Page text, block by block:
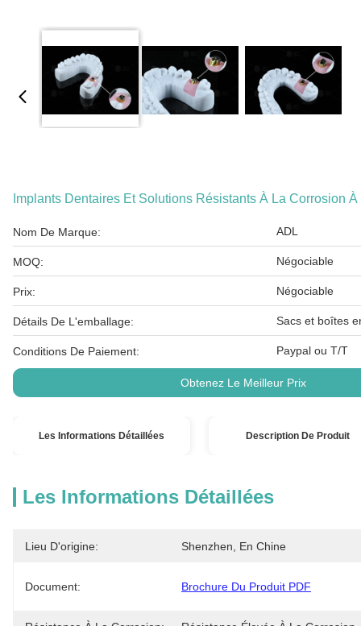
Implants Dentaires Et Solutions Résistants À La Corrosion
Nom De Marque: ADL
MOQ: Négociable
Prix: Négociable
Détails De L'emballage: Sacs et boîtes
Conditions De Paiement: Paypal ou T/T
Obtenez Le Meilleur Prix
Les Informations Détaillées Description De Produit
Les Informations Détaillées
Lieu D'origine: Shenzhen, En Chine
Document: Brochure Du Produit PDF